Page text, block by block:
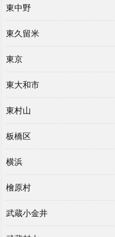
東中野
東久留米
東京
東大和市
東村山
板橋区
横浜
檜原村
武蔵小金井